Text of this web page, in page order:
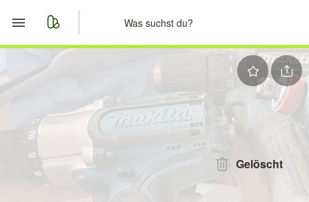
Merkliste
Nachrichten
Anzeige aufgeben
Gelöscht